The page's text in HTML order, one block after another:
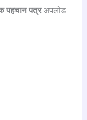
पहचान पत्रअपलोड